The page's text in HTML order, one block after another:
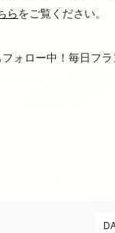
らをご覧ください。
フォロー中！毎日フ